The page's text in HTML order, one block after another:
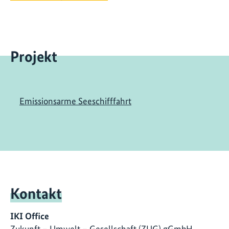
Projekt
Emissionsarme Seeschifffahrt
Kontakt
IKI Office